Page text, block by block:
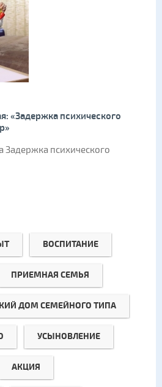
«Задержка психического
Задержка психического
ВОСПИТАНИЕ
ПРИЕМНАЯ СЕМЬЯ
ДОМ СЕМЕЙНОГО ТИПА
УСЫНОВЛЕНИЕ
АКЦИЯ